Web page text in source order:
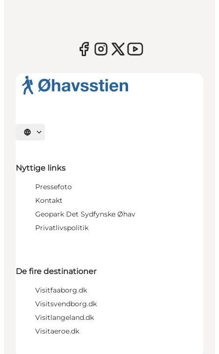
Vælg sprog
Nyttige links
Pressefoto
Kontakt
Geopark Det Sydfynske Øhav
Privatlivspolitik
De fire destinationer
Visitfaaborg.dk
Visitsvendborg.dk
Visitlangeland.dk
Visitaeroe.dk